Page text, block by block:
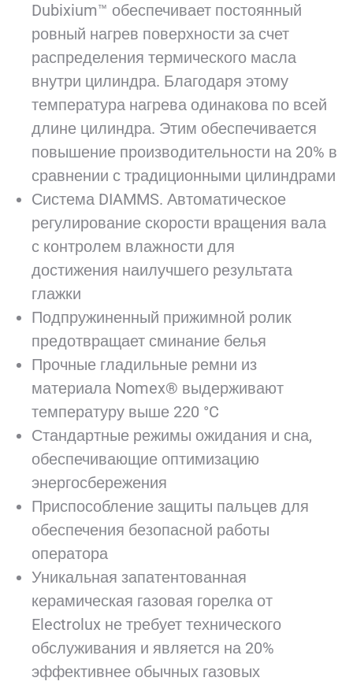
Dubixium™ обеспечивает постоянный
ровный нагрев поверхности за счет
распределения термического масла
внутри цилиндра. Благодаря этому
температура нагрева одинакова по всей
длине цилиндра. Этим обеспечивается
повышение производительности на 20% в
сравнении с традиционными цилиндрами
Система DIAMMS. Автоматическое
регулирование скорости вращения вала
с контролем влажности для
достижения наилучшего результата
глажки
Подпружиненный прижимной ролик
предотвращает сминание белья
Прочные гладильные ремни из
материала Nomex® выдерживают
температуру выше 220 °C
Стандартные режимы ожидания и сна,
обеспечивающие оптимизацию
энергосбережения
Приспособление защиты пальцев для
обеспечения безопасной работы
оператора
Уникальная запатентованная
керамическая газовая горелка от
Electrolux не требует технического
обслуживания и является на 20%
эффективнее обычных газовых